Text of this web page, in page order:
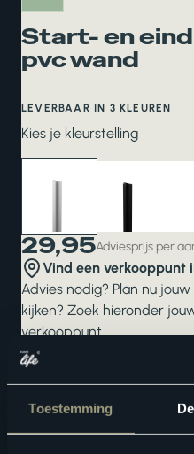
Toestemming
Start- en
pvc wand
LEVERBAAR IN 3 KLEUREN
Kies je kleurstelling
29,95Adviesprijs per
Vind een verkooppunt
Advies nodig? Plan nu jouw
kijken? Zoek hieronder
verkooppunt.
ZOEKEN